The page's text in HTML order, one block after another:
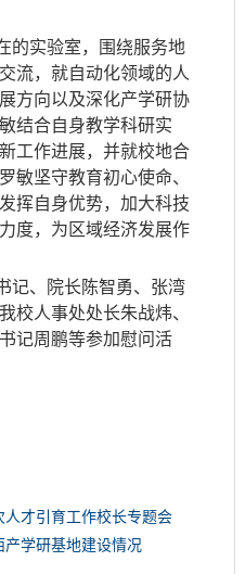
的实验室，围绕服务地
流，就自动化领域的人
方向以及深化产学研协
结合自身教学科研实
工作进展，并就校地合
敏坚守教育初心使命、
挥自身优势，加大科技
度，为区域经济发展作
记、院长陈智勇、张湾
校人事处处长朱战炜、
记周鹏等参加慰问活
才引育工作校长专题会
学研基地建设情况